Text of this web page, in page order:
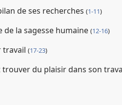
de ses recherches (1-11)
de la sagesse humaine (12-16)
travail (17-23)
trouver du plaisir dans son